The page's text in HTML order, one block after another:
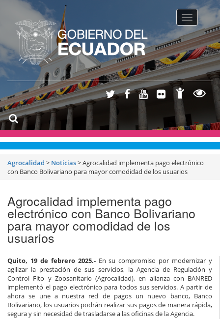
Toggle
Agrocalidad > Noticias>Agrocalidad implementa pago electrónico
con Banco Bolivariano para mayor comodidad de los usuarios
Agrocalidad implementa pago
electrónico con Banco Bolivariano
para mayor comodidad de los
usuarios
Quito, 19 de febrero 2025.-En su compromiso por modernizar y
agilizar la prestación de sus servicios, la Agencia de Regulación y
Control Fito y Zoosanitario (Agrocalidad), en alianza con BANRED
implementó el pago electrónico para todos sus servicios. A partir de
ahora se une a nuestra red de pagos un nuevo banco, Banco
Bolivariano, los usuarios podrán realizar sus pagos de manera rápida,
segura y sin necesidad de trasladarse a las oficinas de la Agencia.